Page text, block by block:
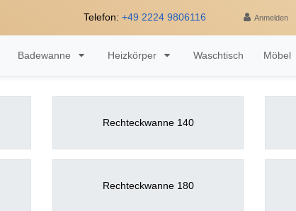
Telefon: +49 2224 9806116 Anmelden
Badewanne Heizkörper Waschtisch Möbel
Rechteckwanne 140
Rechteckwanne 180